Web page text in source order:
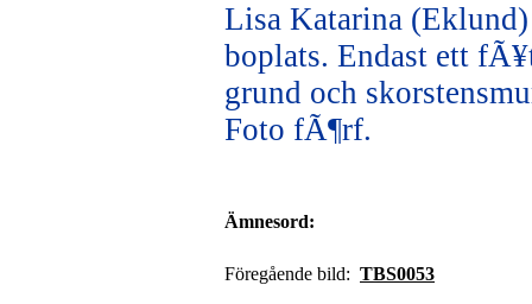
Lisa Katarina
boplats. Endast ett
grund och
Foto fÃ¶rf.
Ämnesord:
Föregående bild: TBS0053